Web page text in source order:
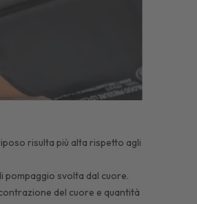
risulta più alta rispetto agli
pompaggio svolta dal cuore.
del cuore e quantità